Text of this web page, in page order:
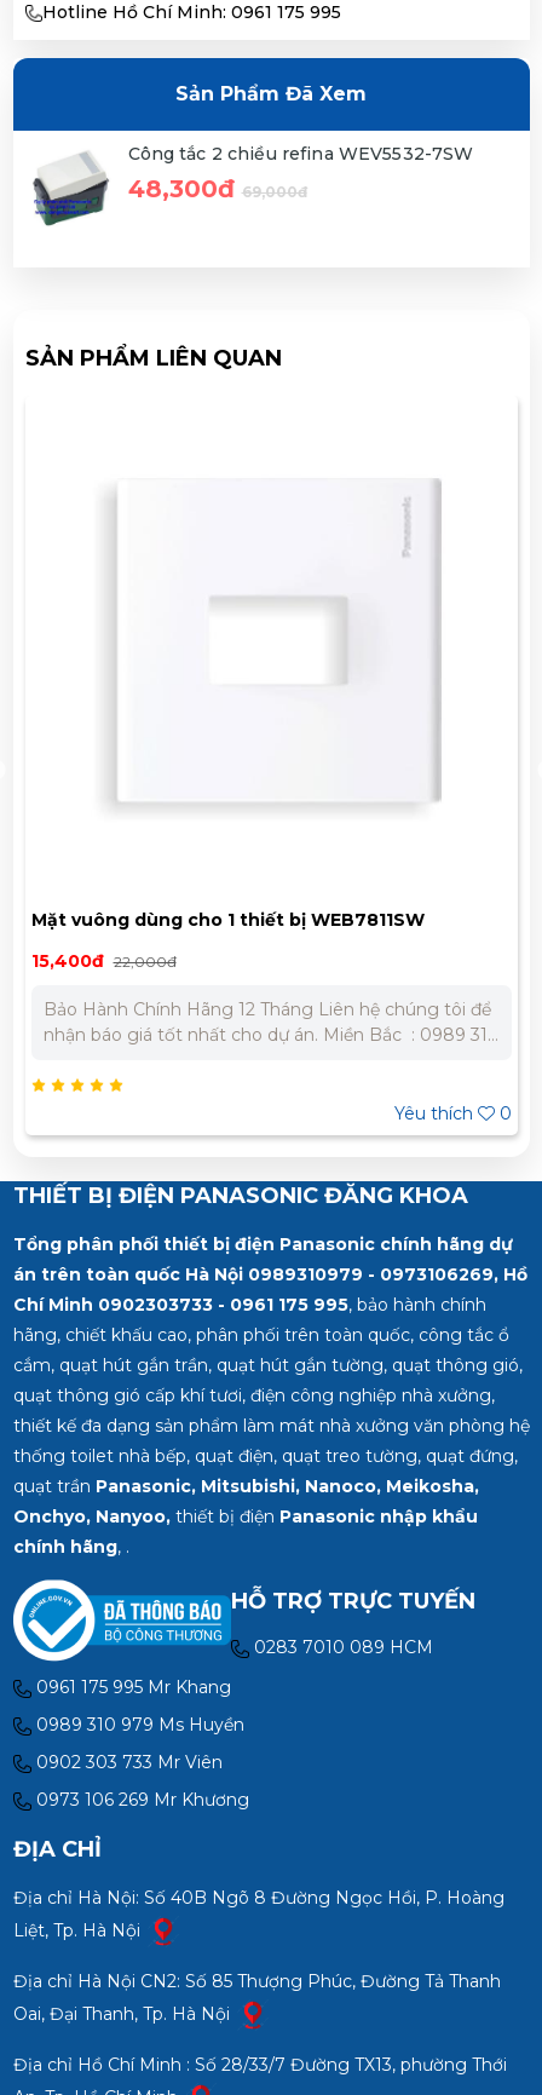
Hotline Hồ Chí Minh: 0961 175 995
Sản Phẩm Đã Xem
Công tắc 2 chiều refina WEV5532-7SW
48,300đ 69,000đ
SẢN PHẨM LIÊN QUAN
Mặt vuông dùng cho 1 thiết bị WEB7811SW
15,400đ 22,000đ
Bảo Hành Chính Hãng 12 Tháng Liên hệ chúng tôi để
nhận báo giá tốt nhất cho dự án. Miền Bắc : 0989 310
332 980
Yêu thích
0
THIẾT BỊ ĐIỆN PANASONIC ĐĂNG KHOA
Tổng phân phối thiết bị điện Panasonic chính hãng dự
án trên toàn quốc Hà Nội 0989310979 - 0973106269, Hồ
Chí Minh 0902303733 - 0961 175 995, bảo hành chính
hãng, chiết khấu cao, phân phối trên toàn quốc, công tắc ổ
cắm, quạt hút gắn trần, quạt hút gắn tường, quạt thông gió,
quạt thông gió cấp khí tươi, điện công nghiệp nhà xưởng,
thiết kế đa dạng sản phẩm làm mát nhà xưởng văn phòng hệ
thống toilet nhà bếp, quạt điện, quạt treo tường, quạt đứng,
quạt trần Panasonic, Mitsubishi, Nanoco, Meikosha,
Onchyo, Nanyoo,thiết bị điện Panasonic nhập khẩu
chính hãng, .
HỖ TRỢ TRỰC TUYẾN
0283 7010 089 HCM
0961 175 995 Mr Khang
0989 310 979 Ms Huyền
0902 303 733 Mr Viên
0973 106 269 Mr Khương
ĐỊA CHỈ
Địa chỉ Hà Nội: Số 40B Ngõ 8 Đường Ngọc Hồi, P. Hoàng
Liệt, Tp. Hà Nội
Địa chỉ Hà Nội CN2: Số 85 Thượng Phúc, Đường Tả Thanh
Oai, Đại Thanh, Tp. Hà Nội
Địa chỉ Hồ Chí Minh : Số 28/33/7 Đường TX13, phường Thới